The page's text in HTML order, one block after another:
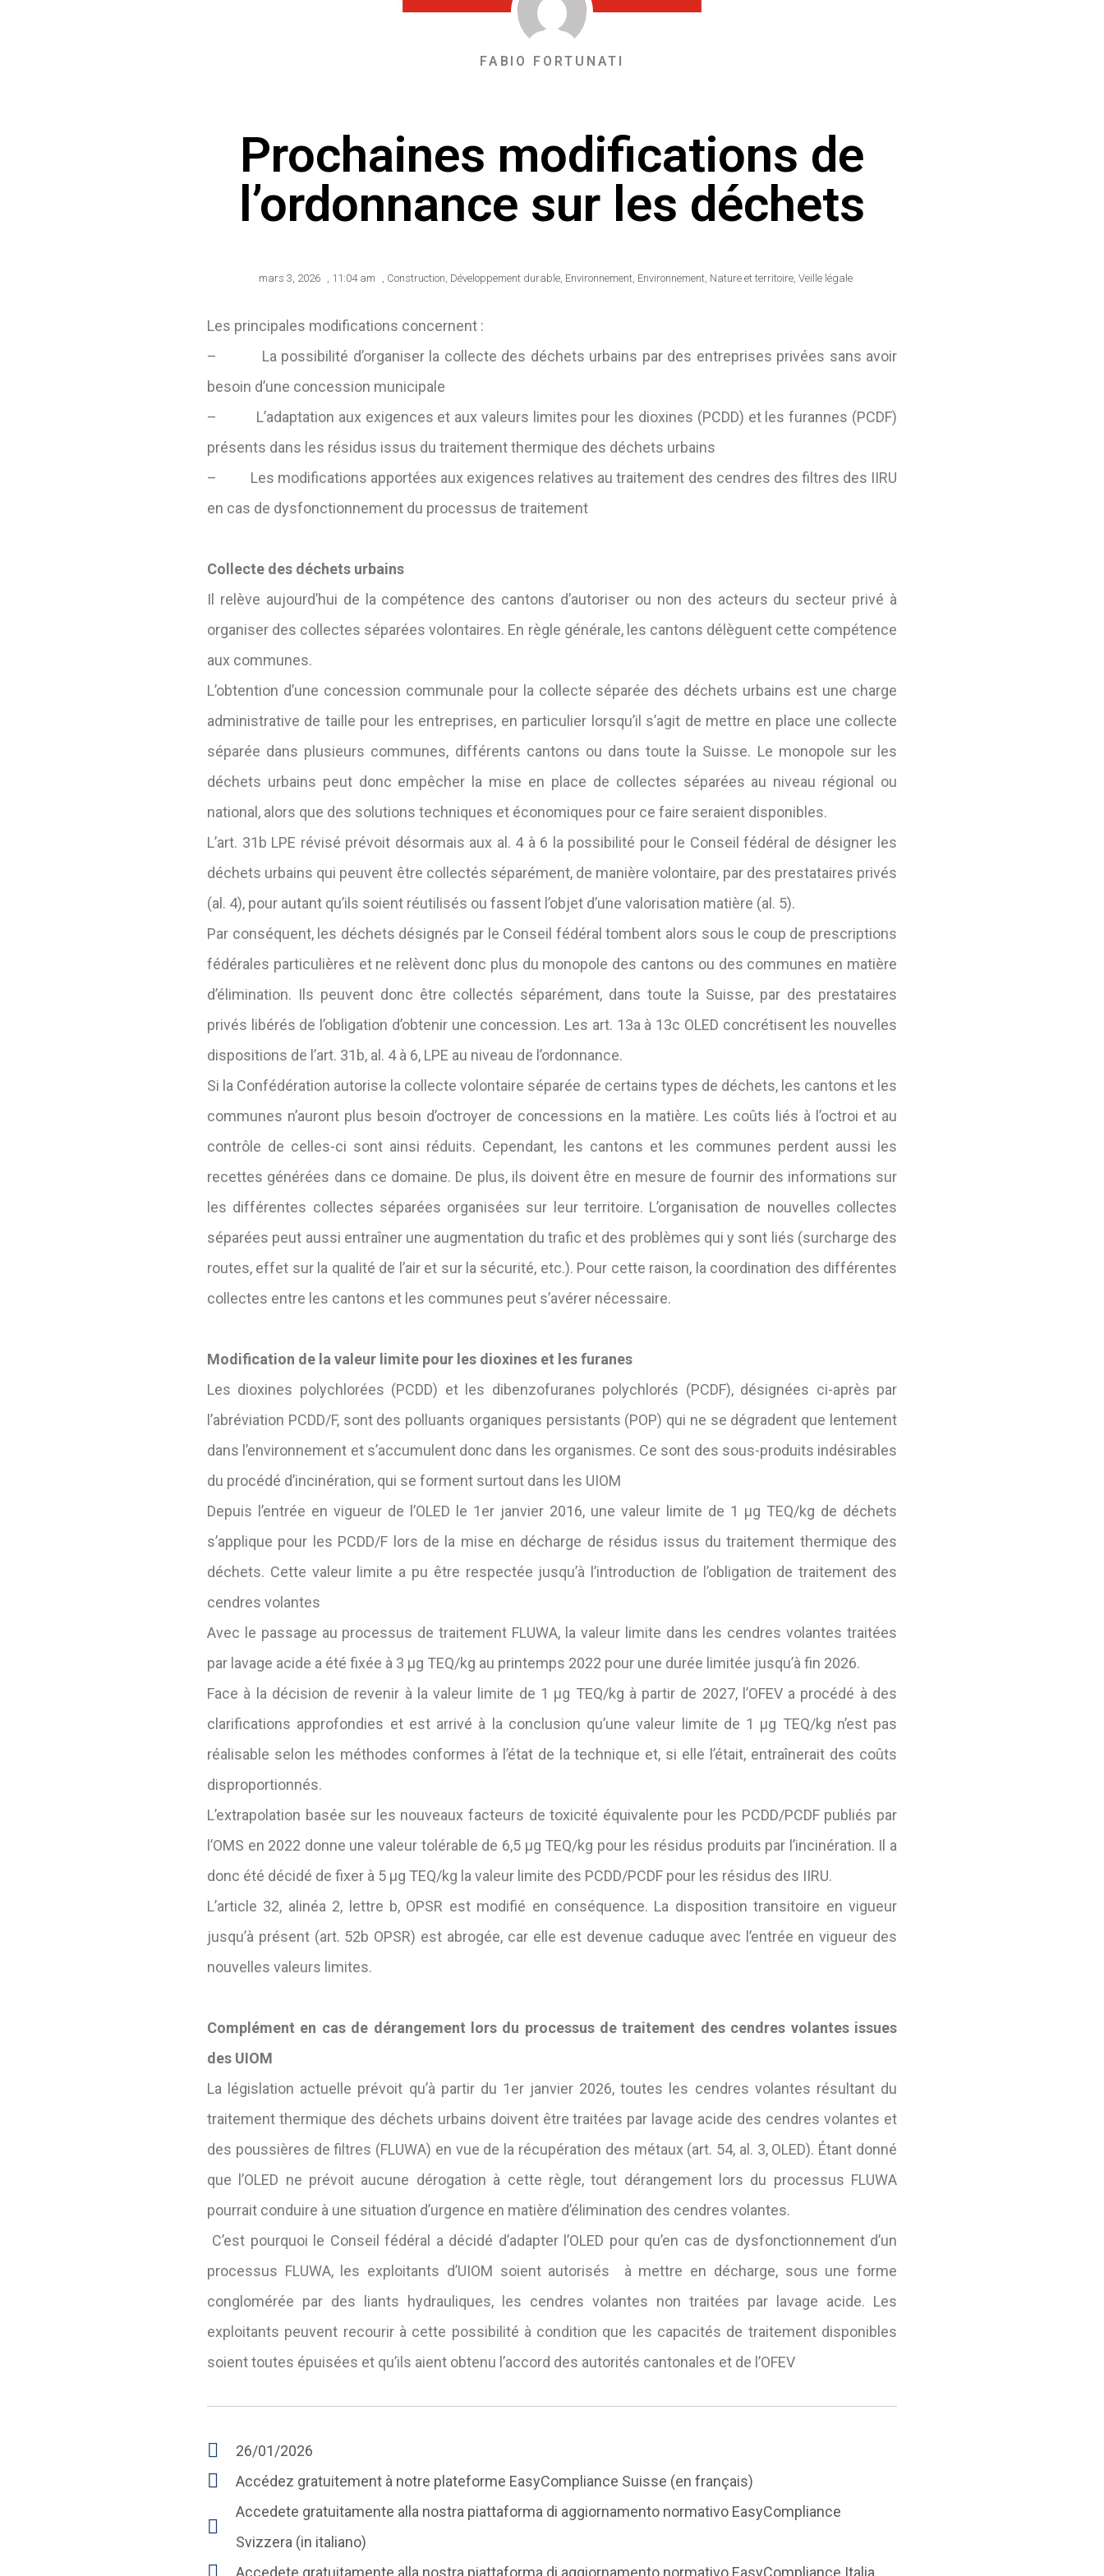
FABIO FORTUNATI
Prochaines modifications de
l’ordonnance sur les déchets
mars 3, 2026 11:04 am Construction Développement durable, Environnement, Environnement, Nature et territoire, Veille légale
Les principales modifications concernent :
– La possibilité d’organiser la collecte des déchets urbains par des entreprises privées sans avoir
besoin d’une concession municipale
– L’adaptation aux exigences et aux valeurs limites pour les dioxines (PCDD) et les furannes (PCDF)
présents dans les résidus issus du traitement thermique des déchets urbains
– Les modifications apportées aux exigences relatives au traitement des cendres des filtres des IIRU
en cas de dysfonctionnement du processus de traitement
Collecte des déchets urbains
Il relève aujourd’hui de la compétence des cantons d’autoriser ou non des acteurs du secteur privé à
organiser des collectes séparées volontaires. En règle générale, les cantons délèguent cette compétence
aux communes.
L’obtention d’une concession communale pour la collecte séparée des déchets urbains est une charge
administrative de taille pour les entreprises, en particulier lorsqu’il s’agit de mettre en place une collecte
séparée dans plusieurs communes, différents cantons ou dans toute la Suisse. Le monopole sur les
déchets urbains peut donc empêcher la mise en place de collectes séparées au niveau régional ou
national, alors que des solutions techniques et économiques pour ce faire seraient disponibles.
L’art. 31b LPE révisé prévoit désormais aux al. 4 à 6 la possibilité pour le Conseil fédéral de désigner les
déchets urbains qui peuvent être collectés séparément, de manière volontaire, par des prestataires privés
(al. 4), pour autant qu’ils soient réutilisés ou fassent l’objet d’une valorisation matière (al. 5).
Par conséquent, les déchets désignés par le Conseil fédéral tombent alors sous le coup de prescriptions
fédérales particulières et ne relèvent donc plus du monopole des cantons ou des communes en matière
d’élimination. Ils peuvent donc être collectés séparément, dans toute la Suisse, par des prestataires
privés libérés de l’obligation d’obtenir une concession. Les art. 13a à 13c OLED concrétisent les nouvelles
dispositions de l’art. 31b, al. 4 à 6, LPE au niveau de l’ordonnance.
Si la Confédération autorise la collecte volontaire séparée de certains types de déchets, les cantons et les
communes n’auront plus besoin d’octroyer de concessions en la matière. Les coûts liés à l’octroi et au
contrôle de celles-ci sont ainsi réduits. Cependant, les cantons et les communes perdent aussi les
recettes générées dans ce domaine. De plus, ils doivent être en mesure de fournir des informations sur
les différentes collectes séparées organisées sur leur territoire. L’organisation de nouvelles collectes
séparées peut aussi entraîner une augmentation du trafic et des problèmes qui y sont liés (surcharge des
routes, effet sur la qualité de l’air et sur la sécurité, etc.). Pour cette raison, la coordination des différentes
collectes entre les cantons et les communes peut s’avérer nécessaire.
Modification de la valeur limite pour les dioxines et les furanes
Les dioxines polychlorées (PCDD) et les dibenzofuranes polychlorés (PCDF), désignées ci-après par
l’abréviation PCDD/F, sont des polluants organiques persistants (POP) qui ne se dégradent que lentement
dans l’environnement et s’accumulent donc dans les organismes. Ce sont des sous-produits indésirables
du procédé d’incinération, qui se forment surtout dans les UIOM
Depuis l’entrée en vigueur de l’OLED le 1er janvier 2016, une valeur limite de 1 μg TEQ/kg de déchets
s’applique pour les PCDD/F lors de la mise en décharge de résidus issus du traitement thermique des
déchets. Cette valeur limite a pu être respectée jusqu’à l’introduction de l’obligation de traitement des
cendres volantes
Avec le passage au processus de traitement FLUWA, la valeur limite dans les cendres volantes traitées
par lavage acide a été fixée à 3 μg TEQ/kg au printemps 2022 pour une durée limitée jusqu’à fin 2026.
Face à la décision de revenir à la valeur limite de 1 μg TEQ/kg à partir de 2027, l’OFEV a procédé à des
clarifications approfondies et est arrivé à la conclusion qu’une valeur limite de 1 μg TEQ/kg n’est pas
réalisable selon les méthodes conformes à l’état de la technique et, si elle l’était, entraînerait des coûts
disproportionnés.
L’extrapolation basée sur les nouveaux facteurs de toxicité équivalente pour les PCDD/PCDF publiés par
l’OMS en 2022 donne une valeur tolérable de 6,5 μg TEQ/kg pour les résidus produits par l’incinération. Il a
donc été décidé de fixer à 5 μg TEQ/kg la valeur limite des PCDD/PCDF pour les résidus des IIRU.
L’article 32, alinéa 2, lettre b, OPSR est modifié en conséquence. La disposition transitoire en vigueur
jusqu’à présent (art. 52b OPSR) est abrogée, car elle est devenue caduque avec l’entrée en vigueur des
nouvelles valeurs limites.
Complément en cas de dérangement lors du processus de traitement des cendres volantes issues
des UIOM
La législation actuelle prévoit qu’à partir du 1er janvier 2026, toutes les cendres volantes résultant du
traitement thermique des déchets urbains doivent être traitées par lavage acide des cendres volantes et
des poussières de filtres (FLUWA) en vue de la récupération des métaux (art. 54, al. 3, OLED). Étant donné
que l’OLED ne prévoit aucune dérogation à cette règle, tout dérangement lors du processus FLUWA
pourrait conduire à une situation d’urgence en matière d’élimination des cendres volantes.
C’est pourquoi le Conseil fédéral a décidé d’adapter l’OLED pour qu’en cas de dysfonctionnement d’un
processus FLUWA, les exploitants d’UIOM soient autorisés à mettre en décharge, sous une forme
conglomérée par des liants hydrauliques, les cendres volantes non traitées par lavage acide. Les
exploitants peuvent recourir à cette possibilité à condition que les capacités de traitement disponibles
soient toutes épuisées et qu’ils aient obtenu l’accord des autorités cantonales et de l’OFEV
26/01/2026
Accédez gratuitement à notre plateforme EasyCompliance Suisse (en français)
Accedete gratuitamente alla nostra piattaforma di aggiornamento normativo EasyCompliance
Svizzera (in italiano)
Accedete gratuitamente alla nostra piattaforma di aggiornamento normativo EasyCompliance Italia